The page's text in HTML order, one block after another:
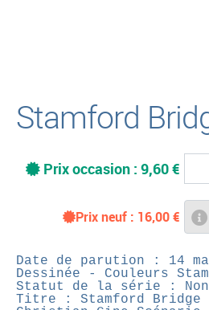
Stamford
Prix occasion : 9,60 €
Prix neuf : 16,00€
Date de parution : 14
Dessinée - Couleurs
Statut de la série : Non
Titre : Stamford Bridge